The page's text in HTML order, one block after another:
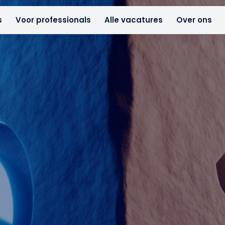
Voor professionals Alle vacatures Over ons